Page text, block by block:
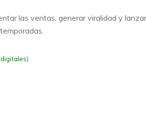
las ventas, generar viralidad y
)